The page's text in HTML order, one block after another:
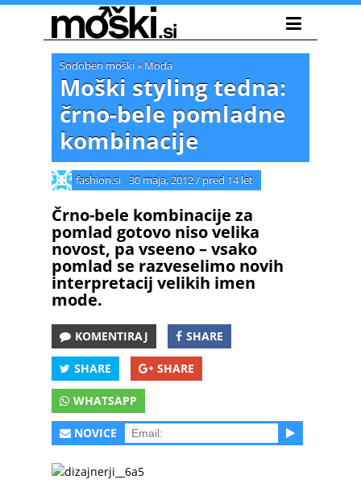
Sodoben moški» Moda
Moški styling tedna:
črno-bele pomladne
kombinacije
fashion.si 30 maja, 2012/ pred 14 let
Črno-bele kombinacije za
pomlad gotovo niso velika
novost, pa vseeno – vsako
pomlad se razveselimo novih
interpretacij velikih imen
mode.
KOMENTIRAJ SHARE
SHARE SHARE
WHATSAPP
NOVICE